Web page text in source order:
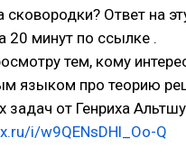
сковородки? Ответ на
20 минут по ссылке .
тем, кому
языком про теорию
задач от Генриха
i/w9QENsDHl_Oo-Q